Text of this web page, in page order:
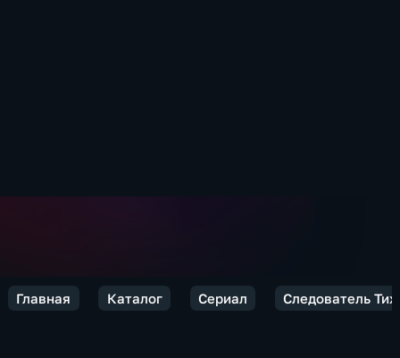
Главная Каталог Сериал Следователь